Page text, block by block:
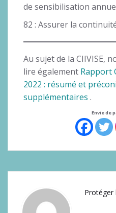
de sensibilisation
82 : Assurer la
Au sujet de la CIIVISE,
lire également Rapport
2022 : résumé et
supplémentaires .
Envie de
Protéger